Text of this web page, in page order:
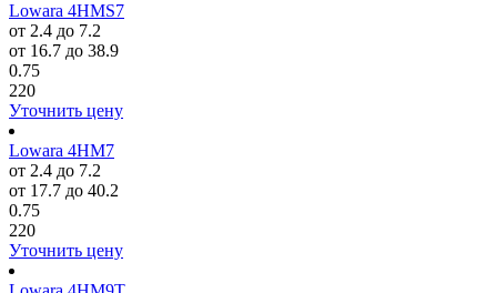
Lowara 4HMS7
от 2.4 до 7.2
от 16.7 до 38.9
0.75
220
Уточнить цену
Lowara 4HM7
от 2.4 до 7.2
от 17.7 до 40.2
0.75
220
Уточнить цену